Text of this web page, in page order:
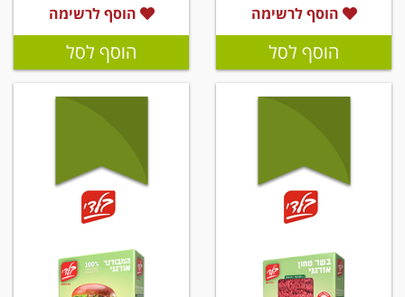
הוסף לרשימה
הוסף לסל
הוסף לרשימה
הוסף לסל